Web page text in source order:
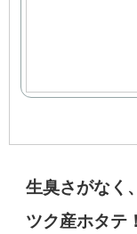
生臭さがなく
ツク産ホタテ！